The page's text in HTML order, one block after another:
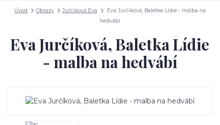
Úvod Obrazy Jurčíková Eva
Eva Jurčíková, Baletka Lídie - malba na
hedvábí
Eva Jurčíková, Baletka Lídie
- malba na hedvábí